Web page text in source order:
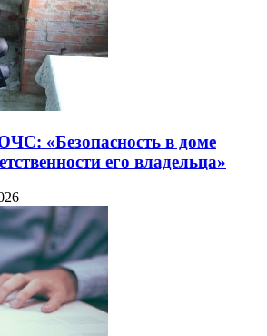
«Безопасность в доме
его владельца»